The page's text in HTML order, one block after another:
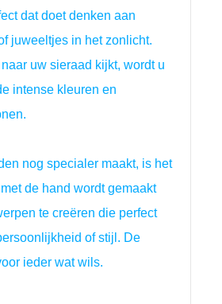
dat doet denken aan
juweeltjes in het zonlicht.
uw sieraad kijkt, wordt u
intense kleuren en
nog specialer maakt, is het
de hand wordt gemaakt
te creëren die perfect
of stijl. De
ieder wat wils.